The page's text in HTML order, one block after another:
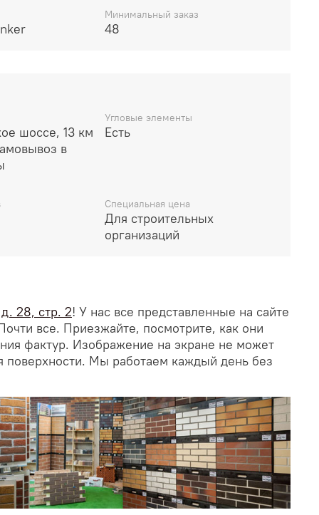
Минимальный заказ
48
шоссе, 13 км
в
Угловые элементы
Есть
Специальная цена
Для строительных
организаций
28, стр. 2! У нас все представленные на сайте
все. Приезжайте, посмотрите, как они
фактур. Изображение на экране не может
поверхности. Мы работаем каждый день без